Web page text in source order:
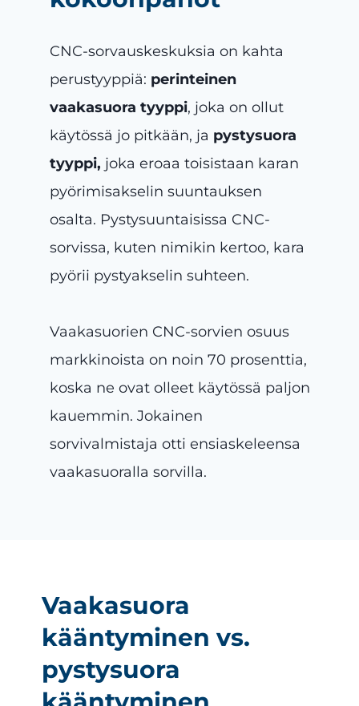
CNC-sorvauskeskuksia on kahta
perustyyppiä: perinteinen
vaakasuora tyyppi, joka on ollut
käytössä jo pitkään, ja pystysuora
tyyppi, joka eroaa toisistaan karan
pyörimisakselin suuntauksen
osalta. Pystysuuntaisissa CNC-
sorvissa, kuten nimikin kertoo, kara
pyörii pystyakselin suhteen.
Vaakasuorien CNC-sorvien osuus
markkinoista on noin 70 prosenttia,
koska ne ovat olleet käytössä paljon
kauemmin. Jokainen
sorvivalmistaja otti ensiaskeleensa
vaakasuoralla sorvilla.
Vaakasuora
kääntyminen vs.
pystysuora